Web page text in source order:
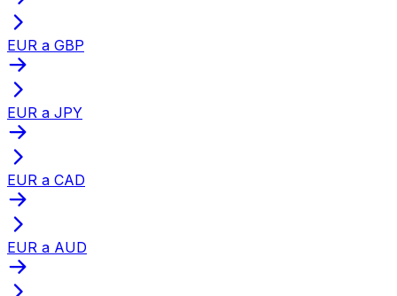
EUR a GBP
EUR a JPY
EUR a CAD
EUR a AUD